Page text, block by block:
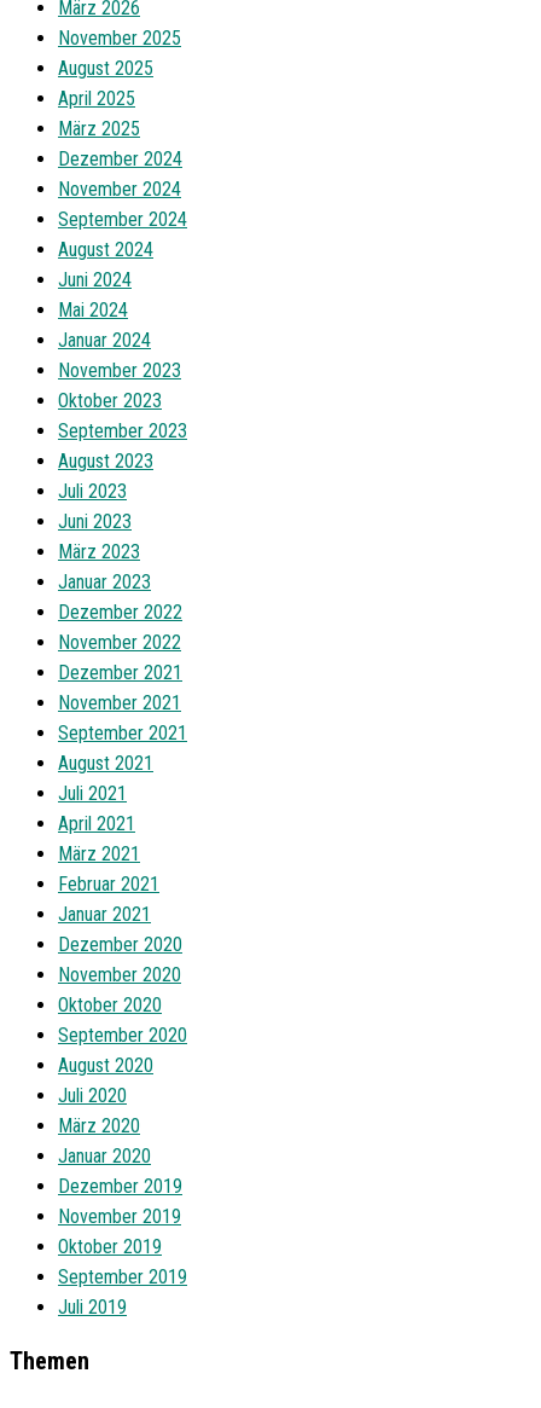
März 2026
November 2025
August 2025
April 2025
März 2025
Dezember 2024
November 2024
September 2024
August 2024
Juni 2024
Mai 2024
Januar 2024
November 2023
Oktober 2023
September 2023
August 2023
Juli 2023
Juni 2023
März 2023
Januar 2023
Dezember 2022
November 2022
Dezember 2021
November 2021
September 2021
August 2021
Juli 2021
April 2021
März 2021
Februar 2021
Januar 2021
Dezember 2020
November 2020
Oktober 2020
September 2020
August 2020
Juli 2020
März 2020
Januar 2020
Dezember 2019
November 2019
Oktober 2019
September 2019
Juli 2019
Themen